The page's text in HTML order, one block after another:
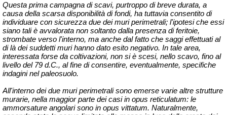
Questa prima campagna di scavi, purtroppo di breve durata, a
causa della scarsa disponibilità di fondi, ha tuttavia consentito di
individuare con sicurezza due dei muri perimetrali; l'ipotesi che essi
siano tali è avvalorata non soltanto dalla presenza di feritoie,
strombate verso l'interno, ma anche dal fatto che saggi effettuati al
di là dei suddetti muri hanno dato esito negativo. In tale area,
interessata forse da coltivazioni, non si è scesi, nello scavo, fino al
livello del 79 d.C., al fine di consentire, eventualmente, specifiche
indagini nel paleosuolo.
All'interno dei due muri perimetrali sono emerse varie altre strutture
murarie, nella maggior parte dei casi in opus reticulatum: le
ammorsature angolari sono in opus vittatum. Naturalmente,